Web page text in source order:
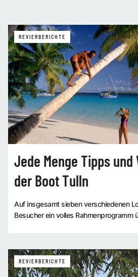
REVIERBERICHTE
Jede Menge Tipps
der Boot Tulln
Auf insgesamt sieben verschiedenen
Besucher ein volles Rahmenprogramm
REVIERBERICHTE